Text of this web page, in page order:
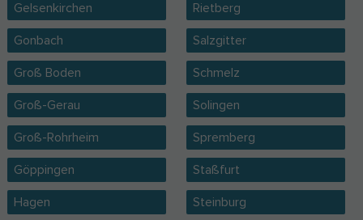
Gelsenkirchen
Gonbach
Groß Boden
Groß-Gerau
Groß-Rohrheim
Göppingen
Hagen
Rietberg
Salzgitter
Schmelz
Solingen
Spremberg
Staßfurt
Steinburg